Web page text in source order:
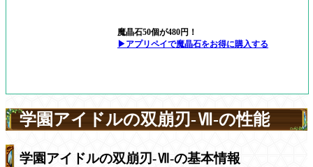
魔晶石50個が480円！
▶アプリペイで魔晶石をお得に購入する
学園アイドルの双崩刃-Ⅶ-の性能
学園アイドルの双崩刃-Ⅶ-の基本情報